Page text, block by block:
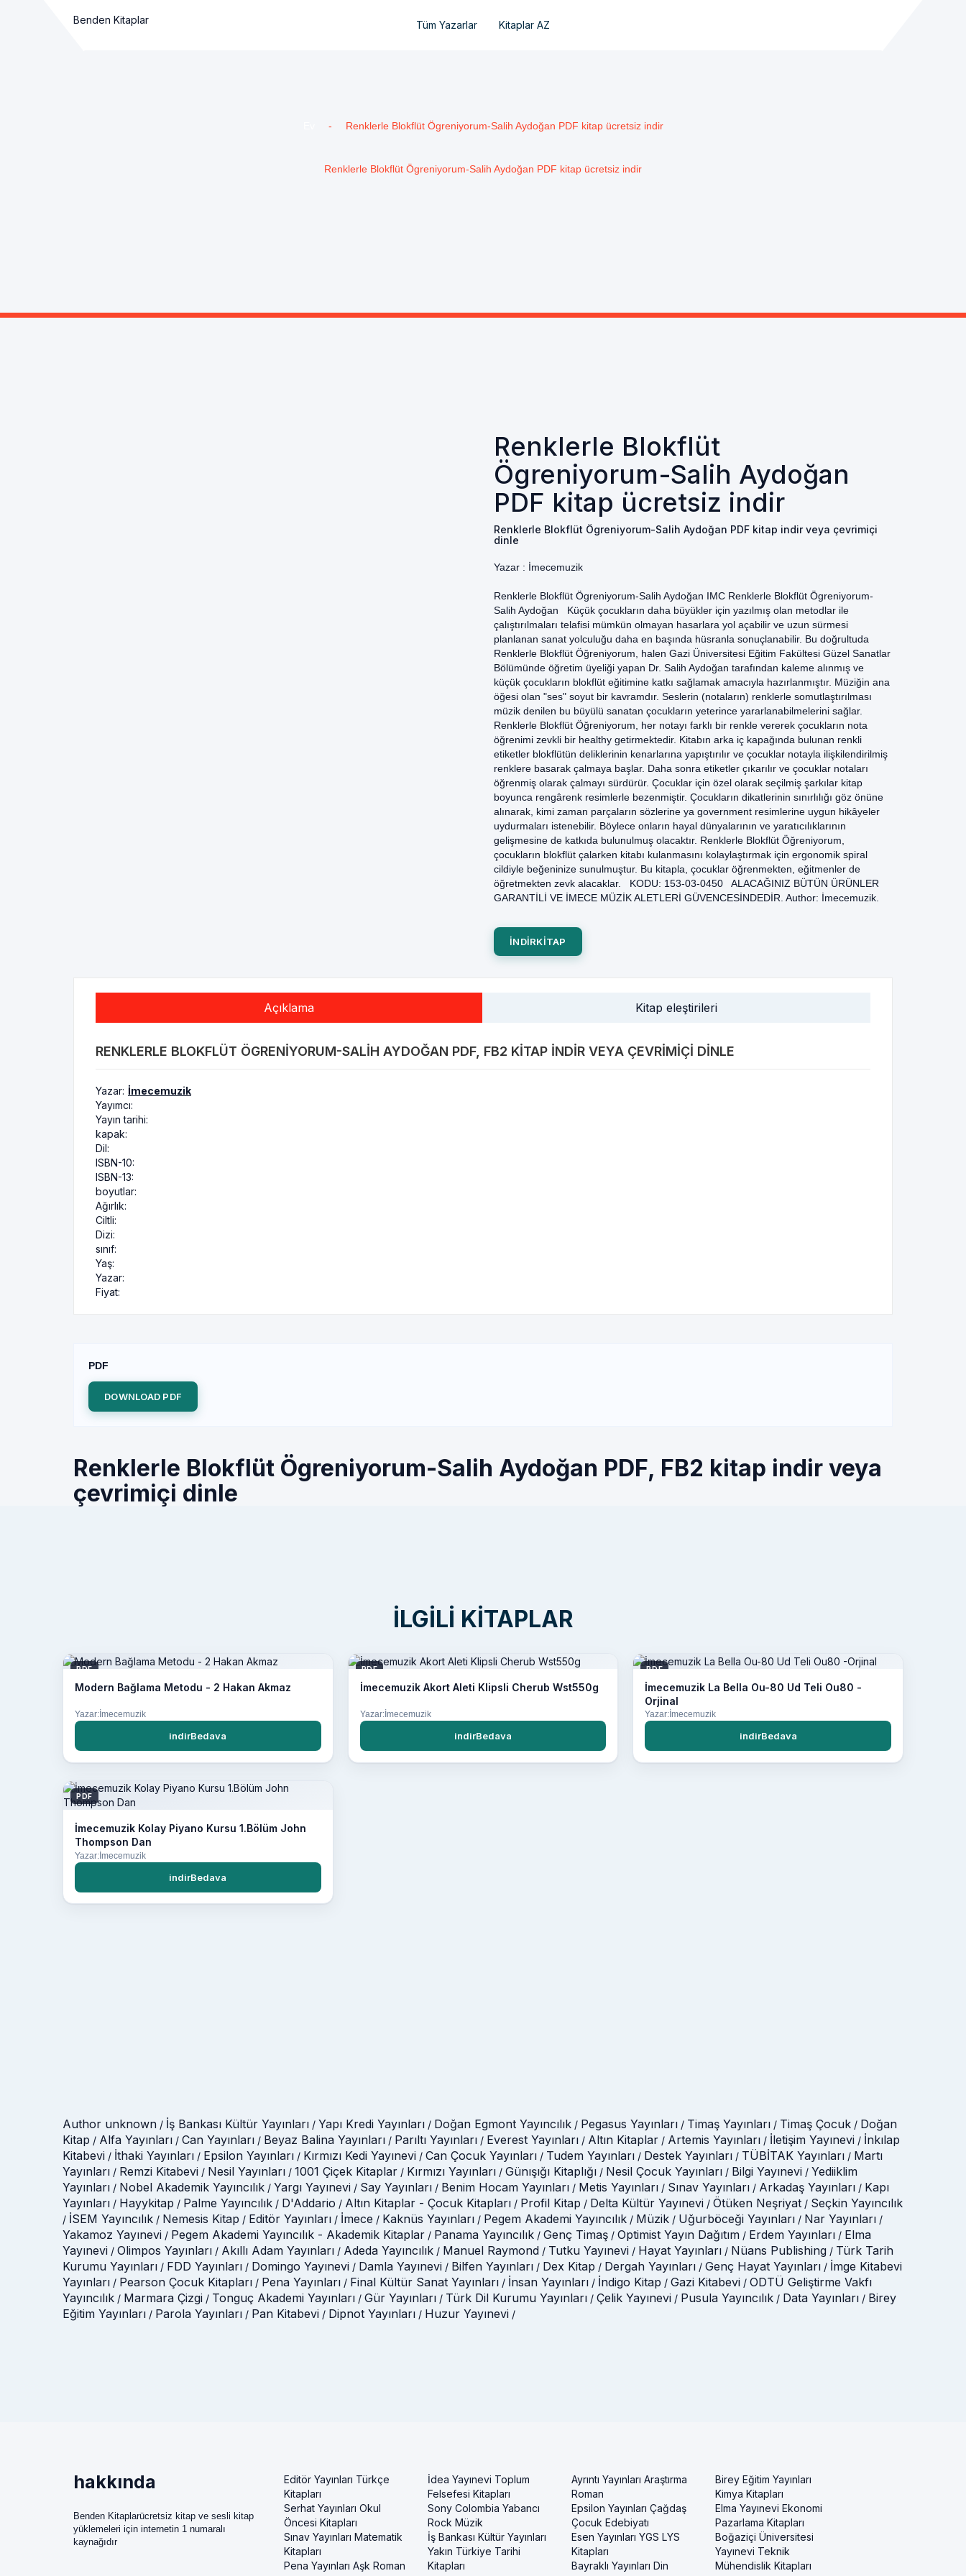
Benden Kitaplar Tüm Yazarlar Kitaplar AZ
- Renklerle Blokflüt Ögreniyorum-Salih Aydoğan PDF kitap ücretsiz indir
Renklerle Blokflüt Ögreniyorum-Salih Aydoğan PDF kitap ücretsiz indir
Renklerle Blokflüt
Ögreniyorum-Salih Aydoğan
PDF kitap ücretsiz indir
Renklerle Blokflüt Ögreniyorum-Salih Aydoğan PDF kitap indir veya çevrimiçi
dinle
Yazar : İmecemuzik
Renklerle Blokflüt Ögreniyorum-Salih Aydoğan IMC Renklerle Blokflüt Ögreniyorum-
Salih Aydoğan Küçük çocukların daha büyükler için yazılmış olan metodlar ile
çalıştırılmaları telafisi mümkün olmayan hasarlara yol açabilir ve uzun sürmesi
planlanan sanat yolculuğu daha en başında hüsranla sonuçlanabilir. Bu doğrultuda
Renklerle Blokflüt Öğreniyorum, halen Gazi Üniversitesi Eğitim Fakültesi Güzel Sanatlar
Bölümünde öğretim üyeliği yapan Dr. Salih Aydoğan tarafından kaleme alınmış ve
küçük çocukların blokflüt eğitimine katkı sağlamak amacıyla hazırlanmıştır. Müziğin ana
öğesi olan "ses" soyut bir kavramdır. Seslerin (notaların) renklerle somutlaştırılması
müzik denilen bu büyülü sanatan çocukların yeterince yararlanabilmelerini sağlar.
Renklerle Blokflüt Öğreniyorum, her notayı farklı bir renkle vererek çocukların nota
öğrenimi zevkli bir healthy getirmektedir. Kitabın arka iç kapağında bulunan renkli
etiketler blokflütün deliklerinin kenarlarına yapıştırılır ve çocuklar notayla ilişkilendirilmiş
renklere basarak çalmaya başlar. Daha sonra etiketler çıkarılır ve çocuklar notaları
öğrenmiş olarak çalmayı sürdürür. Çocuklar için özel olarak seçilmiş şarkılar kitap
boyunca rengârenk resimlerle bezenmiştir. Çocukların dikatlerinin sınırlılığı göz önüne
alınarak, kimi zaman parçaların sözlerine ya government resimlerine uygun hikâyeler
uydurmaları istenebilir. Böylece onların hayal dünyalarının ve yaratıcılıklarının
gelişmesine de katkıda bulunulmuş olacaktır. Renklerle Blokflüt Öğreniyorum,
çocukların blokflüt çalarken kitabı kulanmasını kolaylaştırmak için ergonomik spiral
cildiyle beğeninize sunulmuştur. Bu kitapla, çocuklar öğrenmekten, eğitmenler de
öğretmekten zevk alacaklar. KODU: 153-03-0450 ALACAĞINIZ BÜTÜN ÜRÜNLER
GARANTİLİ VE İMECE MÜZİK ALETLERİ GÜVENCESİNDEDİR. Author: İmecemuzik.
INDIRKITAP
Açıklama Kitap eleştirileri
RENKLERLE BLOKFLÜT ÖGRENIYORUM-SALIH AYDOĞAN PDF, FB2 KITAP INDIR VEYA ÇEVRIMIÇI DINLE
Yazar: İmecemuzik
Yayımcı:
Yayın tarihi:
kapak:
Dil:
ISBN-10:
ISBN-13:
boyutlar:
Ağırlık:
Ciltli:
Dizi:
sınıf:
Yaş:
Yazar:
Fiyat:
PDF
DOWNLOAD PDF
Renklerle Blokflüt Ögreniyorum-Salih Aydoğan PDF, FB2 kitap indir veya
çevrimiçi dinle
İLGILI KITAPLAR
PDF
Modern Bağlama Metodu - 2 Hakan Akmaz
Yazar:İmecemuzik
indirBedava
PDF
İmecemuzik Akort Aleti Klipsli Cherub Wst550g
Yazar:İmecemuzik
indirBedava
PDF
İmecemuzik La Bella Ou-80 Ud Teli Ou80 -
Orjinal
Yazar:İmecemuzik
indirBedava
PDF
İmecemuzik Kolay Piyano Kursu 1.Bölüm John
Thompson Dan
Yazar:İmecemuzik
indirBedava
Author unknown / İş Bankası Kültür Yayınları / Yapı Kredi Yayınları / Doğan Egmont Yayıncılık / Pegasus Yayınları / Timaş Yayınları / Timaş Çocuk / Doğan
Kitap / Alfa Yayınları / Can Yayınları / Beyaz Balina Yayınları / Parıltı Yayınları / Everest Yayınları / Altın Kitaplar / Artemis Yayınları / İletişim Yayınevi / İnkılap
Kitabevi / İthaki Yayınları / Epsilon Yayınları / Kırmızı Kedi Yayınevi / Can Çocuk Yayınları / Tudem Yayınları / Destek Yayınları / TÜBİTAK Yayınları / Martı
Yayınları / Remzi Kitabevi / Nesil Yayınları / 1001 Çiçek Kitaplar / Kırmızı Yayınları / Günışığı Kitaplığı / Nesil Çocuk Yayınları / Bilgi Yayınevi / Yediiklim
Yayınları / Nobel Akademik Yayıncılık / Yargı Yayınevi / Say Yayınları / Benim Hocam Yayınları / Metis Yayınları / Sınav Yayınları / Arkadaş Yayınları / Kapı
Yayınları / Hayykitap / Palme Yayıncılık / D'Addario / Altın Kitaplar - Çocuk Kitapları / Profil Kitap / Delta Kültür Yayınevi / Ötüken Neşriyat / Seçkin Yayıncılık
/ İSEM Yayıncılık / Nemesis Kitap / Editör Yayınları / İmece / Kaknüs Yayınları / Pegem Akademi Yayıncılık / Müzik / Uğurböceği Yayınları / Nar Yayınları /
Yakamoz Yayınevi / Pegem Akademi Yayıncılık - Akademik Kitaplar / Panama Yayıncılık / Genç Timaş / Optimist Yayın Dağıtım / Erdem Yayınları / Elma
Yayınevi / Olimpos Yayınları / Akıllı Adam Yayınları / Adeda Yayıncılık / Manuel Raymond / Tutku Yayınevi / Hayat Yayınları / Nüans Publishing / Türk Tarih
Kurumu Yayınları / FDD Yayınları / Domingo Yayınevi / Damla Yayınevi / Bilfen Yayınları / Dex Kitap / Dergah Yayınları / Genç Hayat Yayınları / İmge Kitabevi
Yayınları / Pearson Çocuk Kitapları / Pena Yayınları / Final Kültür Sanat Yayınları / İnsan Yayınları / İndigo Kitap / Gazi Kitabevi / ODTÜ Geliştirme Vakfı
Yayıncılık / Marmara Çizgi / Tonguç Akademi Yayınları / Gür Yayınları / Türk Dil Kurumu Yayınları / Çelik Yayınevi / Pusula Yayıncılık / Data Yayınları / Birey
Eğitim Yayınları / Parola Yayınları / Pan Kitabevi / Dipnot Yayınları / Huzur Yayınevi /
hakkında
Benden Kitaplarücretsiz kitap ve sesli kitap
yüklemeleri için internetin 1 numaralı
kaynağıdır
Editör Yayınları Türkçe
Kitapları
Serhat Yayınları Okul
Öncesi Kitapları
Sınav Yayınları Matematik
Kitapları
Pena Yayınları Aşk Roman
İdea Yayınevi Toplum
Felsefesi Kitapları
Sony Colombia Yabancı
Rock Müzik
İş Bankası Kültür Yayınları
Yakın Türkiye Tarihi
Kitapları
Ayrıntı Yayınları Araştırma
Roman
Epsilon Yayınları Çağdaş
Çocuk Edebiyatı
Esen Yayınları YGS LYS
Kitapları
Bayraklı Yayınları Din
Birey Eğitim Yayınları
Kimya Kitapları
Elma Yayınevi Ekonomi
Pazarlama Kitapları
Boğaziçi Üniversitesi
Yayınevi Teknik
Mühendislik Kitapları